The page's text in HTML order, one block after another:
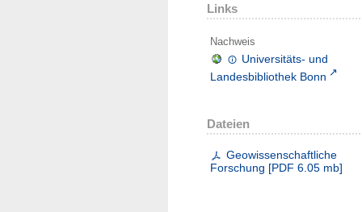
Links
Nachweis
Universitäts- und
Landesbibliothek Bonn
Dateien
Geowissenschaftliche
Forschung [PDF 6.05 mb]